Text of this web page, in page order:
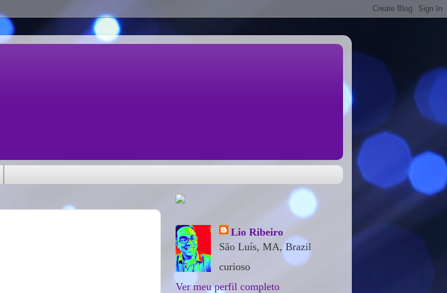
Lio Ribeiro
São Luís, MA, Brazil
curioso
Ver meu perfil completo